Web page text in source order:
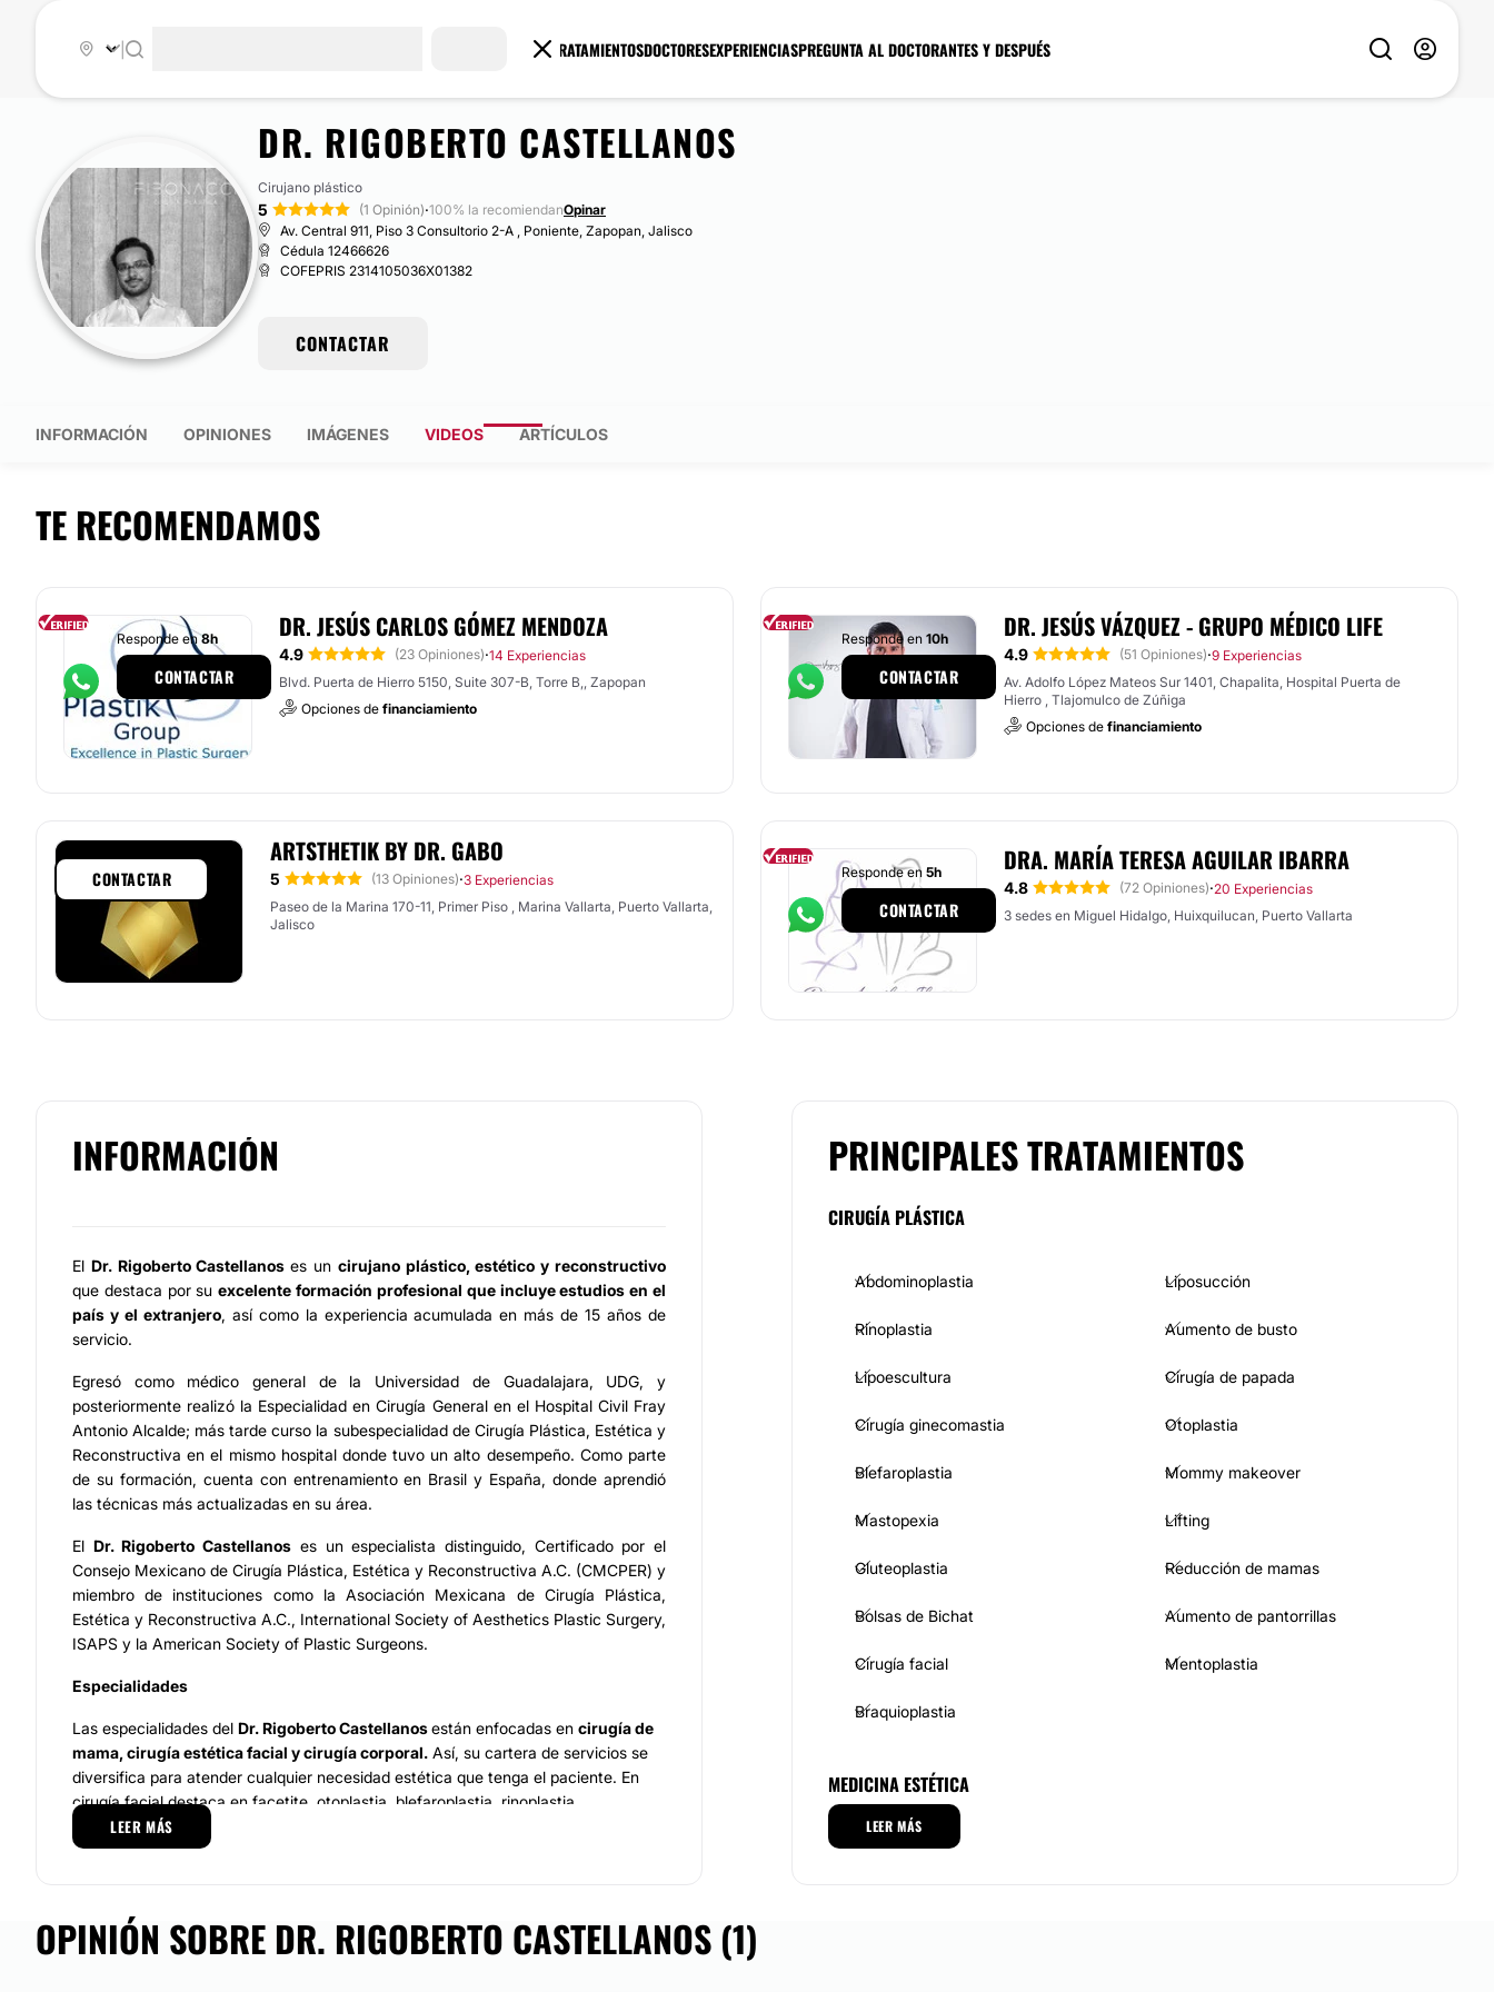
TRATAMIENTOSDOCTORESEXPERIENCIASPREGUNTA AL DOCTORANTES Y DESPUÉS
DR. RIGOBERTO CASTELLANOS
Cirujano plástico
5 (1 Opinión)·100% la recomiendanOpinar
Av. Central 911, Piso 3 Consultorio 2-A , Poniente, Zapopan, Jalisco
Cédula 12466626
COFEPRIS 2314105036X01382
CONTACTAR
INFORMACIÓN OPINIONES IMÁGENES VIDEOS ARTÍCULOS
TE RECOMENDAMOS
DR. JESÚS CARLOS GÓMEZ MENDOZA
4.9 (23 Opiniones)·14 Experiencias
Blvd. Puerta de Hierro 5150, Suite 307-B, Torre B,, Zapopan
Opciones de financiamiento
Responde en8h
CONTACTAR
DR. JESÚS VÁZQUEZ - GRUPO MÉDICO LIFE
4.9 (51 Opiniones)·9 Experiencias
Av. Adolfo López Mateos Sur 1401, Chapalita, Hospital Puerta de
Hierro , Tlajomulco de Zúñiga
Opciones de financiamiento
Responde en 10h
CONTACTAR
ARTSTHETIK BY DR. GABO
5 (13 Opiniones)·3 Experiencias
Paseo de la Marina 170-11, Primer Piso , Marina Vallarta, Puerto Vallarta,
Jalisco
CONTACTAR
DRA. MARÍA TERESA AGUILAR IBARRA
4.8 (72 Opiniones)·20 Experiencias
3 sedes en Miguel Hidalgo, Huixquilucan, Puerto Vallarta
Responde en 5h
CONTACTAR
INFORMACIÓN
El Dr. Rigoberto Castellanoses un cirujano plástico, estético y reconstructivo
que destaca por suexcelente formación profesional que incluye estudios en el
país y el extranjero, así como la experiencia acumulada en más de 15 años de
servicio.
Egresó como médico general de la Universidad de Guadalajara, UDG, y
posteriormente realizó la Especialidad en Cirugía General en el Hospital Civil Fray
Antonio Alcalde; más tarde curso la subespecialidad de Cirugía Plástica, Estética y
Reconstructiva en el mismo hospital donde tuvo un alto desempeño. Como parte
de su formación, cuenta con entrenamiento en Brasil y España, donde aprendió
las técnicas más actualizadas en su área.
El Dr. Rigoberto Castellanos es un especialista distinguido, Certificado por el
Consejo Mexicano de Cirugía Plástica, Estética y Reconstructiva A.C. (CMCPER) y
miembro de instituciones como la Asociación Mexicana de Cirugía Plástica,
Estética y Reconstructiva A.C., International Society of Aesthetics Plastic Surgery,
ISAPS y la American Society of Plastic Surgeons.
Especialidades
Las especialidades del Dr. Rigoberto Castellanosestán enfocadas en cirugía de
mama, cirugía estética facial y cirugía corporal. Así, su cartera de servicios se
diversifica para atender cualquier necesidad estética que tenga el paciente. En
cirugía facial destaca en facetite, otoplastia, blefaroplastia, rinoplastia,
rejuvenecimiento facial, trasplante de grasa. Además, es experto en aplicación de
toxina botulínica y rellenos faciales, hiperhidrosis, aumento de labios, eliminación
En cuanto a cirugías corporales, es experto en abdominoplastia, aumento y
levantamiento de glúteos, lifting corporal, ginecomastia, lifting de brazos y muslos,
LEER MÁS
PRINCIPALES TRATAMIENTOS
CIRUGÍA PLÁSTICA
Abdominoplastia Liposucción
Rinoplastia Aumento de busto
Lipoescultura Cirugía de papada
Cirugía ginecomastia Otoplastia
Blefaroplastia Mommy makeover
Mastopexia Lifting
Gluteoplastia Reducción de mamas
Bolsas de Bichat Aumento de pantorrillas
Cirugía facial Mentoplastia
Braquioplastia
MEDICINA ESTÉTICA
Toxina botulínica
LEER MÁS
OPINIÓN SOBRE DR. RIGOBERTO CASTELLANOS (1)